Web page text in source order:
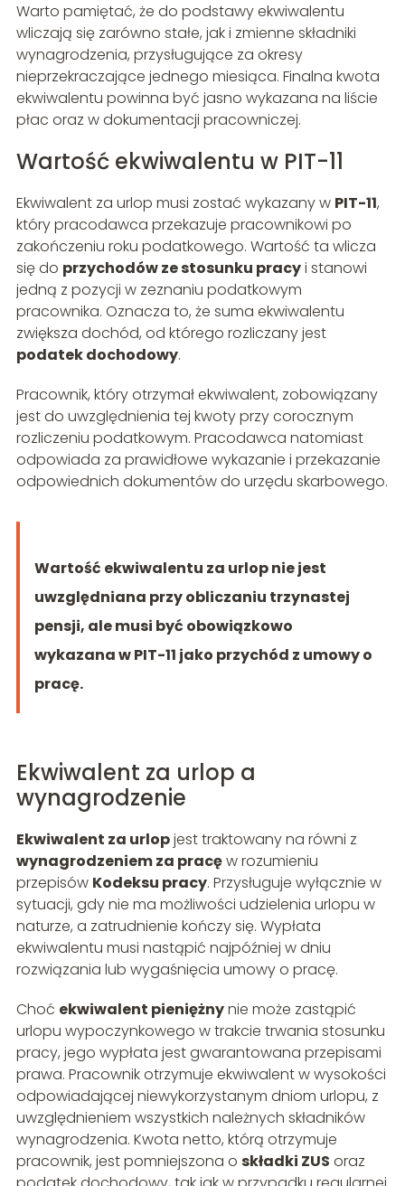
Warto pamiętać, że do podstawy ekwiwalentu
wliczają się zarówno stałe, jak i zmienne składniki
wynagrodzenia, przysługujące za okresy
nieprzekraczające jednego miesiąca. Finalna kwota
ekwiwalentu powinna być jasno wykazana na liście
płac oraz w dokumentacji pracowniczej.
Wartość ekwiwalentu w PIT-11
Ekwiwalent za urlop musi zostać wykazany w PIT-11,
który pracodawca przekazuje pracownikowi po
zakończeniu roku podatkowego. Wartość ta wlicza
się do przychodów ze stosunku pracyi stanowi
jedną z pozycji w zeznaniu podatkowym
pracownika. Oznacza to, że suma ekwiwalentu
zwiększa dochód, od którego rozliczany jest
podatek dochodowy.
Pracownik, który otrzymał ekwiwalent, zobowiązany
jest do uwzględnienia tej kwoty przy corocznym
rozliczeniu podatkowym. Pracodawca natomiast
odpowiada za prawidłowe wykazanie i przekazanie
odpowiednich dokumentów do urzędu skarbowego.
Wartość ekwiwalentu za urlop nie jest
uwzględniana przy obliczaniu trzynastej
pensji, ale musi być obowiązkowo
wykazana w PIT-11 jako przychód z umowy o
pracę.
Ekwiwalent za urlop a
wynagrodzenie
Ekwiwalent za urlopjest traktowany na równi z
wynagrodzeniem za pracęw rozumieniu
przepisów Kodeksu pracy. Przysługuje wyłącznie w
sytuacji, gdy nie ma możliwości udzielenia urlopu w
naturze, a zatrudnienie kończy się. Wypłata
ekwiwalentu musi nastąpić najpóźniej w dniu
rozwiązania lub wygaśnięcia umowy o pracę.
Choć ekwiwalent pieniężnynie może zastąpić
urlopu wypoczynkowego w trakcie trwania stosunku
pracy, jego wypłata jest gwarantowana przepisami
prawa. Pracownik otrzymuje ekwiwalent w wysokości
odpowiadającej niewykorzystanym dniom urlopu, z
uwzględnieniem wszystkich należnych składników
wynagrodzenia. Kwota netto, którą otrzymuje
pracownik, jest pomniejszona o składki ZUS oraz